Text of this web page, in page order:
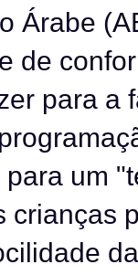
Árabe
de
para a
um
crianças